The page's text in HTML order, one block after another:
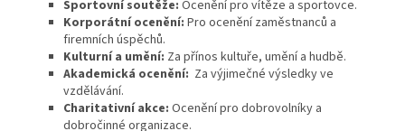
Sportovní soutěže: Ocenění pro vítěze a sportovce.
Korporátní ocenění: Pro ocenění zaměstnanců a
firemních úspěchů.
Kulturní a umění: Za přínos kultuře, umění a hudbě.
Akademická ocenění: Za výjimečné výsledky ve
vzdělávání.
Charitativní akce: Ocenění pro dobrovolníky a
dobročinné organizace.